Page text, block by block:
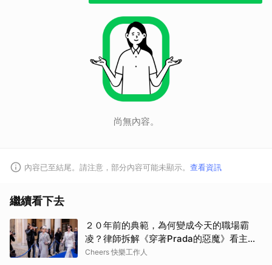
尚無內容。
內容已至結尾。請注意，部分內容可能未顯示。 查看資訊
繼續看下去
２０年前的典範，為何變成今天的職場霸
凌？律師拆解《穿著Prada的惡魔》看主管
最易踩線的４大霸凌樣態、跨世代溝通避雷
Cheers 快樂工作人